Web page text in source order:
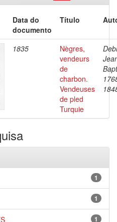
Data do
documento
Título
1835
Nègres,
vendeurs
de
charbon.
Vendeuses
de pled
Turquie
1
1
1